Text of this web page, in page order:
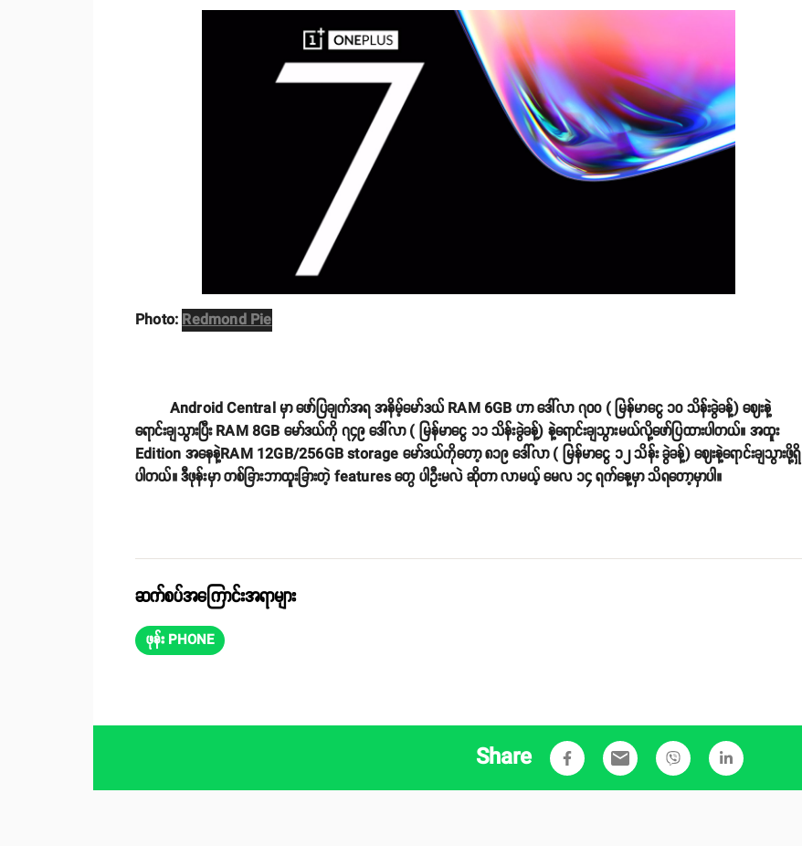
Photo:Redmond Pie
Android Central မှာ ဖော်ပြချက်အရ အနိမ့်မော်ဒယ် RAM 6GB ဟာ ဒေါ်လာ ၇၀၀ ( မြန်မာငွေ ၁၀ သိန်းခွဲခန့်) ဈေးနဲ့
ရောင်းချသွားပြီး RAM 8GB မော်ဒယ်ကို ၇၄၉ ဒေါ်လာ ( မြန်မာငွေ ၁၁ သိန်းခွဲခန့်) နဲ့ရောင်းချသွားမယ်လို့ဖော်ပြထားပါတယ်။ အထူး
Edition အနေနဲ့RAM 12GB/256GB storage မော်ဒယ်ကိုတော့ ၈၁၉ ဒေါ်လာ ( မြန်မာငွေ ၁၂ သိန်း ခွဲခန့်) ဈေးနဲ့ရောင်းချသွားဖို့ရှိ
ပါတယ်။ ဒီဖုန်းမှာ တစ်ခြားဘာထူးခြားတဲ့ features တွေ ပါဦးမလဲ ဆိုတာ လာမယ့် မေလ ၁၄ ရက်နေ့မှာ သိရတော့မှာပါ။
ဆက်စပ်အကြောင်းအရာများ
ဖုန်း PHONE
Share email